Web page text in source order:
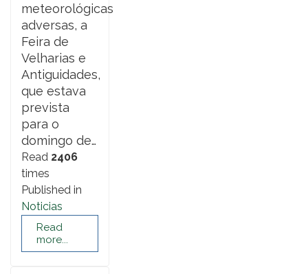
meteorológicas
adversas, a
Feira de
Velharias e
Antiguidades,
que estava
prevista
para o
domingo de…
Read 2406
times
Published in
Noticias
Read
more...